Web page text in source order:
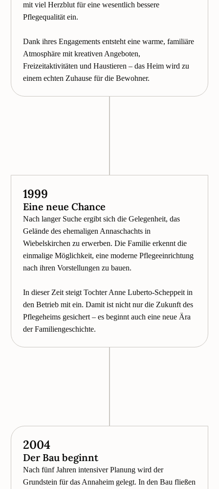
mit viel Herzblut für eine wesentlich bessere
Pflegequalität ein.
Dank ihres Engagements entsteht eine warme, familiäre
Atmosphäre mit kreativen Angeboten,
Freizeitaktivitäten und Haustieren – das Heim wird zu
einem echten Zuhause für die Bewohner.
1999
Eine neue Chance
Nach langer Suche ergibt sich die Gelegenheit, das
Gelände des ehemaligen Annaschachts in
Wiebelskirchen zu erwerben. Die Familie erkennt die
einmalige Möglichkeit, eine moderne Pflegeeinrichtung
nach ihren Vorstellungen zu bauen.
In dieser Zeit steigt Tochter Anne Luberto-Scheppeit in
den Betrieb mit ein. Damit ist nicht nur die Zukunft des
Pflegeheims gesichert – es beginnt auch eine neue Ära
der Familiengeschichte.
2004
Der Bau beginnt
Nach fünf Jahren intensiver Planung wird der
Grundstein für das Annaheim gelegt. In den Bau fließen